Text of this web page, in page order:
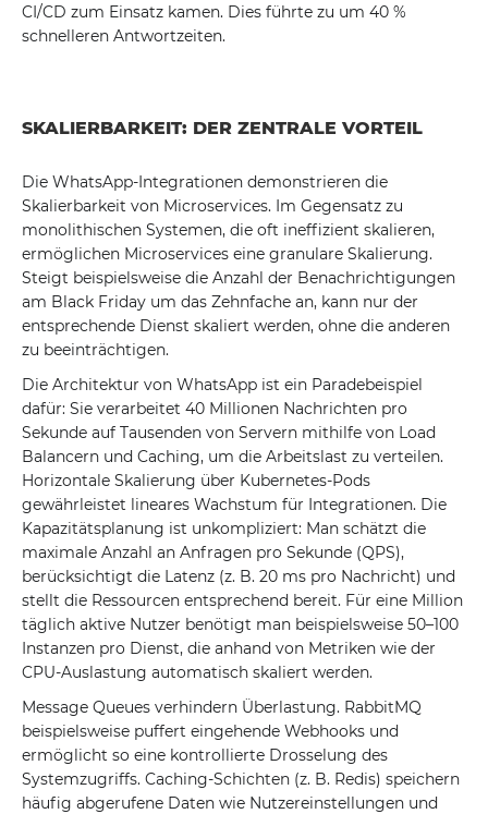
CI/CD zum Einsatz kamen. Dies führte zu um 40 %
schnelleren Antwortzeiten.
SKALIERBARKEIT: DER ZENTRALE VORTEIL
Die WhatsApp-Integrationen demonstrieren die
Skalierbarkeit von Microservices. Im Gegensatz zu
monolithischen Systemen, die oft ineffizient skalieren,
ermöglichen Microservices eine granulare Skalierung.
Steigt beispielsweise die Anzahl der Benachrichtigungen
am Black Friday um das Zehnfache an, kann nur der
entsprechende Dienst skaliert werden, ohne die anderen
zu beeinträchtigen.
Die Architektur von WhatsApp ist ein Paradebeispiel
dafür: Sie verarbeitet 40 Millionen Nachrichten pro
Sekunde auf Tausenden von Servern mithilfe von Load
Balancern und Caching, um die Arbeitslast zu verteilen.
Horizontale Skalierung über Kubernetes-Pods
gewährleistet lineares Wachstum für Integrationen. Die
Kapazitätsplanung ist unkompliziert: Man schätzt die
maximale Anzahl an Anfragen pro Sekunde (QPS),
berücksichtigt die Latenz (z. B. 20 ms pro Nachricht) und
stellt die Ressourcen entsprechend bereit. Für eine Million
täglich aktive Nutzer benötigt man beispielsweise 50–100
Instanzen pro Dienst, die anhand von Metriken wie der
CPU-Auslastung automatisch skaliert werden.
Message Queues verhindern Überlastung. RabbitMQ
beispielsweise puffert eingehende Webhooks und
ermöglicht so eine kontrollierte Drosselung des
Systemzugriffs. Caching-Schichten (z. B. Redis) speichern
häufig abgerufene Daten wie Nutzereinstellungen und